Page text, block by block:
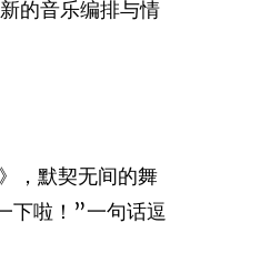
的音乐编排与情
，默契无间的舞
下啦！”一句话逗